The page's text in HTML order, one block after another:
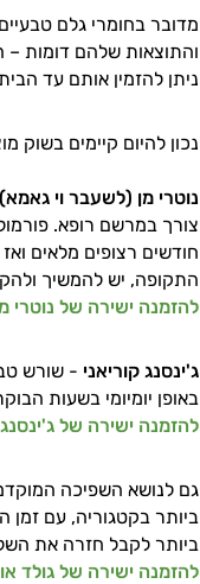
מדובר בחומרי גלם
והתוצאות שלהם דומות –
ניתן להזמין אותם עד
נכון להיום קיימים בשוק
נוטרי מן (לשעבר וי גאמא)
צורך במרשם רופא.
חודשים רצופים מלאים
התקופה, יש להמשיך ולהקפיד
להזמנה ישירה של נוטרי
ג'ינסנג קוריאני - שורש
באופן יומיומי בשעות
להזמנה ישירה של
גם לנושא השפיכה
ביותר בקטגוריה, עם
ביותר לקבל חזרה את
להזמנה ישירה של גולד